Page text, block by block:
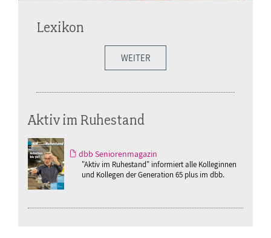
Lexikon
WEITER
Aktiv im Ruhestand
dbb Seniorenmagazin
"Aktiv im Ruhestand" informiert alle Kolleginnen
und Kollegen der Generation 65 plus im dbb.